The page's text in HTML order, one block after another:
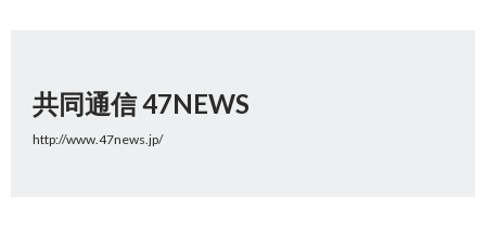
共同通信 47NEWS
http://www.47news.jp/